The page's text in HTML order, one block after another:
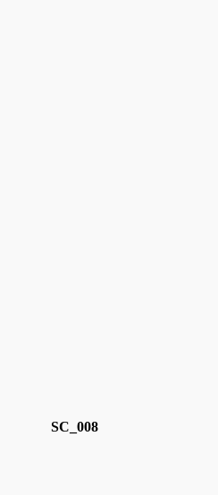
SC_008